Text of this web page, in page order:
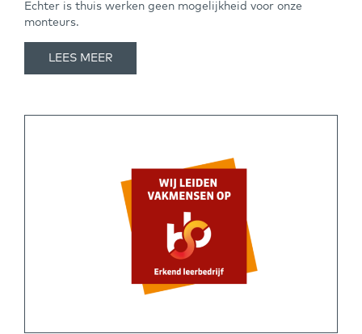
Echter is thuis werken geen mogelijkheid voor onze
monteurs.
LEES MEER